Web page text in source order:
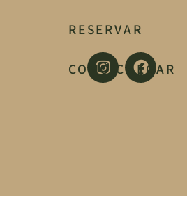
RESERVAR
COMO CHEGAR